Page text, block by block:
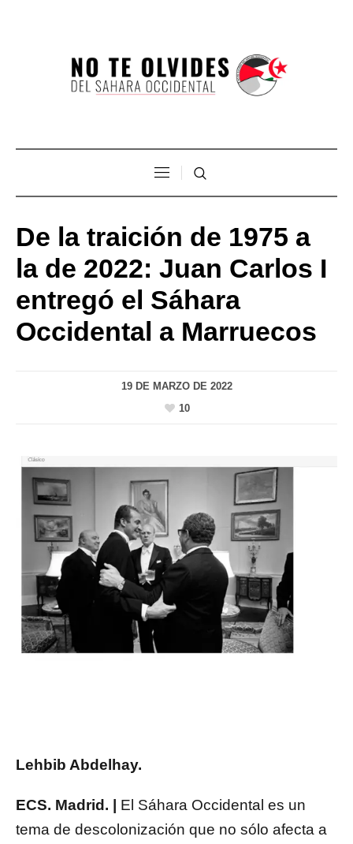
De la traición de 1975 a
la de 2022: Juan Carlos I
entregó el Sáhara
Occidental a Marruecos
19 DE MARZO DE 2022
10
Lehbib Abdelhay.
ECS. Madrid. | El Sáhara Occidental es un
tema de descolonización que no sólo afecta a